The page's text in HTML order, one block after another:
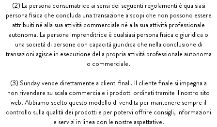
(2) La persona consumatrice ai sensi dei seguenti regolamenti è qualsiasi
persona fisica che concluda una transazione a scopi che non possono essere
attribuiti né alla sua attività commerciale né alla sua attività professionale
autonoma. La persona imprenditrice è qualsiasi persona fisica o giuridica o
una società di persone con capacità giuridica che nella conclusione di
transazioni agisce in esecuzione della propria attività professionale autonoma
o commerciale.
(3) Sunday vende direttamente a clienti finali. Il cliente finale si impegna a
non rivendere su scala commerciale i prodotti ordinati tramite il nostro sito
web. Abbiamo scelto questo modello di vendita per mantenere sempre il
controllo sulla qualità dei prodotti e per potervi offrire consigli, informazioni
e servizi in linea con le nostre aspettative.